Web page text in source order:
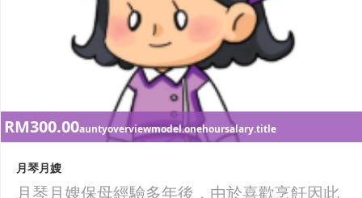
RM300.00auntyoverviewmodel.onehoursalary.title
月琴月嫂
月琴月嫂保母經驗多年後，由於喜歡烹飪因此